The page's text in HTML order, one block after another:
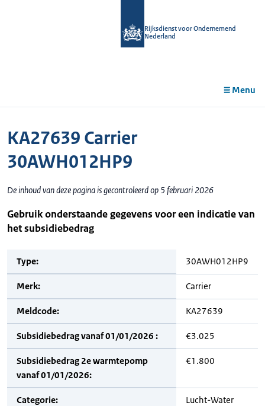
Rijksdienst voor Ondernemend
Nederland
Menu
KA27639 Carrier
30AWH012HP9
De inhoud van deze pagina is gecontroleerd op 5 februari 2026
Gebruik onderstaande gegevens voor een indicatie van
het subsidiebedrag
Type: 30AWH012HP9
Merk: Carrier
Meldcode: KA27639
Subsidiebedrag vanaf 01/01/2026 : €3.025
Subsidiebedrag 2e warmtepomp
vanaf 01/01/2026:
€1.800
Categorie: Lucht-Water